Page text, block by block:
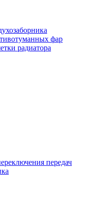
фар
радиатора
передач